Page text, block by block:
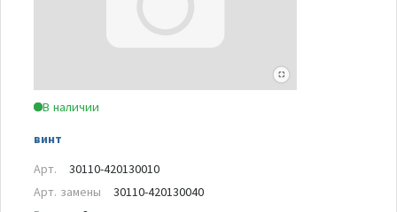
В наличии
винт
Арт.
30110-420130010
Арт. замены
30110-420130040